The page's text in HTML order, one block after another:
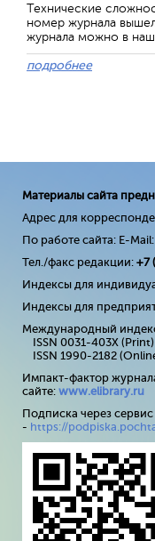
Технические
номер журнала
журнала можно в
подробнее
Материалы сайта
Адрес для
По работе сайта: E-Mail:
Тел./факс редакции: +7
Индексы для
Индексы для
Международный
ISSN 0031-403X (Print)
ISSN 1990-2182
Импакт-фактор
сайте: www.elibrary.ru
Подписка через
- https://